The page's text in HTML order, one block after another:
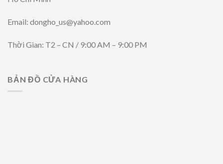
Email: dongho_us@yahoo.com
Thời Gian: T2 – CN / 9:00 AM – 9:00 PM
BẢN ĐỒ CỬA HÀNG